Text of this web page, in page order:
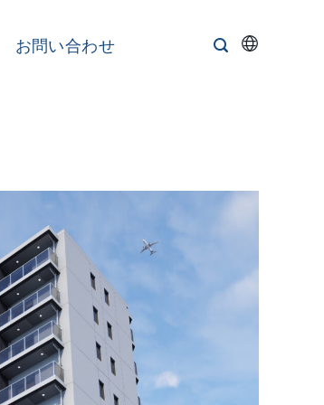
お問い合わせ